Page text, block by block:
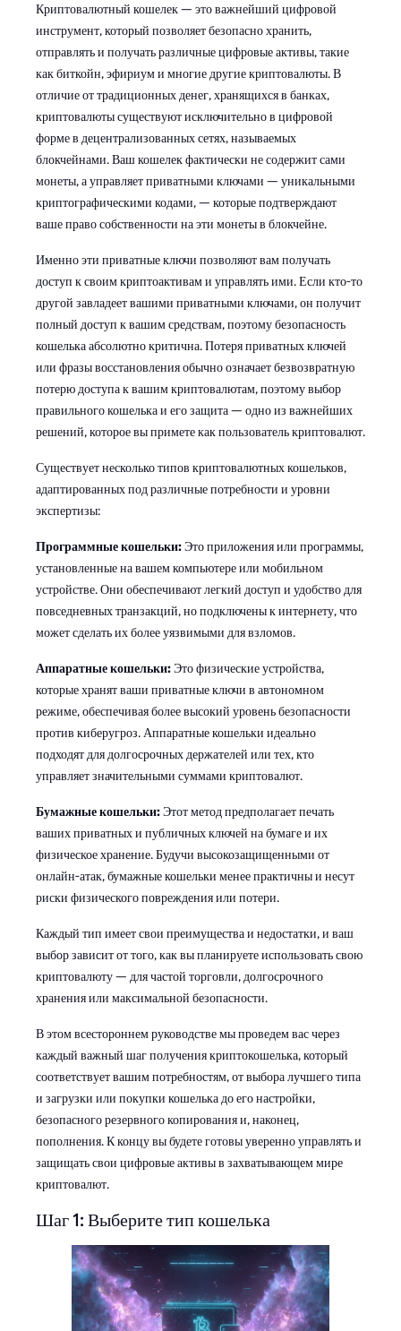
Криптовалютный кошелек — это важнейший цифровой
инструмент, который позволяет безопасно хранить,
отправлять и получать различные цифровые активы, такие
как биткойн, эфириум и многие другие криптовалюты. В
отличие от традиционных денег, хранящихся в банках,
криптовалюты существуют исключительно в цифровой
форме в децентрализованных сетях, называемых
блокчейнами. Ваш кошелек фактически не содержит сами
монеты, а управляет приватными ключами — уникальными
криптографическими кодами, — которые подтверждают
ваше право собственности на эти монеты в блокчейне.
Именно эти приватные ключи позволяют вам получать
доступ к своим криптоактивам и управлять ими. Если кто-то
другой завладеет вашими приватными ключами, он получит
полный доступ к вашим средствам, поэтому безопасность
кошелька абсолютно критична. Потеря приватных ключей
или фразы восстановления обычно означает безвозвратную
потерю доступа к вашим криптовалютам, поэтому выбор
правильного кошелька и его защита — одно из важнейших
решений, которое вы примете как пользователь криптовалют.
Существует несколько типов криптовалютных кошельков,
адаптированных под различные потребности и уровни
экспертизы:
Программные кошельки:Это приложения или программы,
установленные на вашем компьютере или мобильном
устройстве. Они обеспечивают легкий доступ и удобство для
повседневных транзакций, но подключены к интернету, что
может сделать их более уязвимыми для взломов.
Аппаратные кошельки:Это физические устройства,
которые хранят ваши приватные ключи в автономном
режиме, обеспечивая более высокий уровень безопасности
против киберугроз. Аппаратные кошельки идеально
подходят для долгосрочных держателей или тех, кто
управляет значительными суммами криптовалют.
Бумажные кошельки:Этот метод предполагает печать
ваших приватных и публичных ключей на бумаге и их
физическое хранение. Будучи высокозащищенными от
онлайн-атак, бумажные кошельки менее практичны и несут
риски физического повреждения или потери.
Каждый тип имеет свои преимущества и недостатки, и ваш
выбор зависит от того, как вы планируете использовать свою
криптовалюту — для частой торговли, долгосрочного
хранения или максимальной безопасности.
В этом всестороннем руководстве мы проведем вас через
каждый важный шаг получения криптокошелька, который
соответствует вашим потребностям, от выбора лучшего типа
и загрузки или покупки кошелька до его настройки,
безопасного резервного копирования и, наконец,
пополнения. К концу вы будете готовы уверенно управлять и
защищать свои цифровые активы в захватывающем мире
криптовалют.
Шаг 1: Выберите тип кошелька